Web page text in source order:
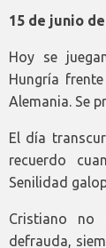
15 de junio de
Hoy se
Hungría
Alemania. Se
El día
recuerdo
Senilidad
Cristiano no
defrauda,